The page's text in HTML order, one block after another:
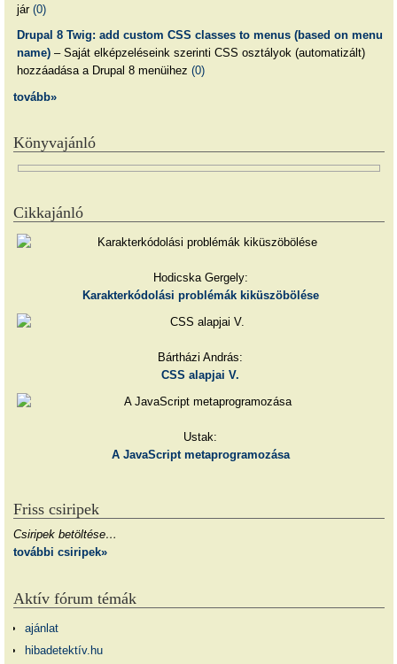
jár (0)
Drupal 8 Twig: add custom CSS classes to menus (based on menu
name)– Saját elképzeléseink szerinti CSS osztályok (automatizált)
hozzáadása a Drupal 8 menüihez (0)
tovább»
Könyvajánló
Cikkajánló
Hodicska Gergely:
Karakterkódolási problémák kiküszöbölése
Bártházi András:
CSS alapjai V.
Ustak:
A JavaScript metaprogramozása
Friss csiripek
Csiripek betöltése…
további csiripek»
Aktív fórum témák
ajánlat
hibadetektív.hu